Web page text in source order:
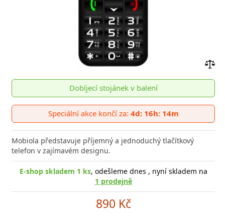
do
Dobíjecí stojánek v balení
Speciální akce končí za: 4d: 16h: 14m
Mobiola představuje příjemný a jednoduchý tlačítkový
telefon v zajímavém designu.
E-shop skladem 1 ks, odešleme dnes , nyní skladem na
1 prodejně
890 Kč